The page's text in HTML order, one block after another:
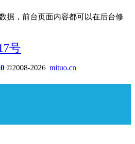
据，前台页面内容都可以在后台修
号
©2008-2026 mituo.cn